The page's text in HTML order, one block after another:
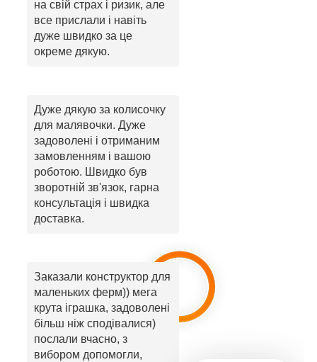
на свій страх і ризик, але
все прислали і навіть
дуже швидко за це
окреме дякую.
Дуже дякую за колисочку
для малявочки. Дуже
задоволені і отриманим
замовленням і вашою
роботою. Швидко був
зворотній зв'язок, гарна
консультація і швидка
доставка.
Заказали конструктор для
маленьких ферм)) мега
крута іграшка, задоволені
більш ніж сподівалися)
послали вчасно, з
вибором допомогли,